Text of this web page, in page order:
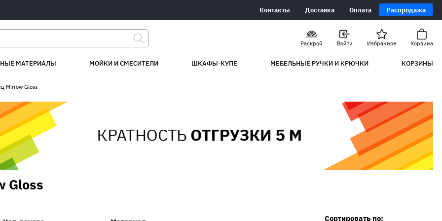
Контакты Доставка Оплата Распродажа
Раскрой Войти Избранное Корзина
МАТЕРИАЛЫ МОЙКИ И СМЕСИТЕЛИ ШКАФЫ-КУПЕ МЕБЕЛЬНЫЕ РУЧКИ И КРЮЧКИ КОРЗИНЫ
Mirrow Gloss
Gloss
Сортировать по: